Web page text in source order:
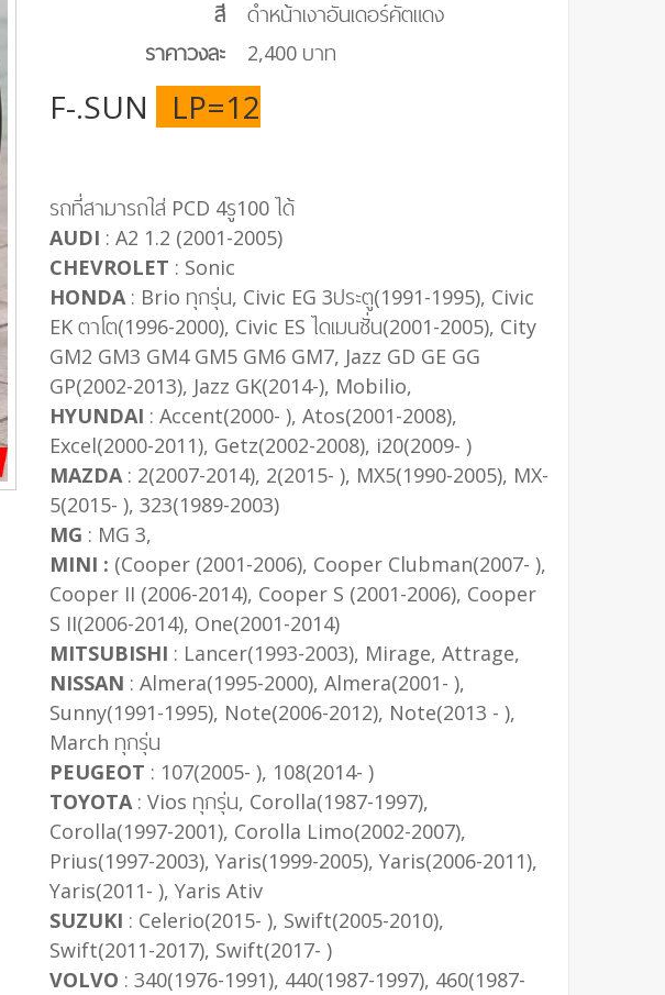
สี
ดำหน้าเงาอันเดอร์คัตแดง
ราคาวงละ
2,400 บาท
F-.SUN LP=12
รถที่สามารถใส่ PCD 4รู100 ได้
AUDI : A2 1.2 (2001-2005)
CHEVROLET : Sonic
HONDA: Brio ทุกรุ่น, Civic EG 3ประตู(1991-1995), Civic
EK ตาโต(1996-2000), Civic ES ไดเมนชั่น(2001-2005), City
GM2 GM3 GM4 GM5 GM6 GM7, Jazz GD GE GG
GP(2002-2013), Jazz GK(2014-), Mobilio,
HYUNDAI : Accent(2000- ), Atos(2001-2008),
Excel(2000-2011), Getz(2002-2008), i20(2009- )
MAZDA: 2(2007-2014), 2(2015- ), MX5(1990-2005), MX-
5(2015- ), 323(1989-2003)
MG : MG 3,
MINI : (Cooper (2001-2006), Cooper Clubman(2007- ),
Cooper II (2006-2014), Cooper S (2001-2006), Cooper
S II(2006-2014), One(2001-2014)
MITSUBISHI : Lancer(1993-2003), Mirage, Attrage,
NISSAN : Almera(1995-2000), Almera(2001- ),
Sunny(1991-1995), Note(2006-2012), Note(2013 - ),
March ทุกรุ่น
PEUGEOT : 107(2005- ), 108(2014- )
TOYOTA: Vios ทุกรุ่น, Corolla(1987-1997),
Corolla(1997-2001), Corolla Limo(2002-2007),
Prius(1997-2003), Yaris(1999-2005), Yaris(2006-2011),
Yaris(2011- ), Yaris Ativ
SUZUKI : Celerio(2015- ), Swift(2005-2010),
Swift(2011-2017), Swift(2017- )
VOLVO : 340(1976-1991), 440(1987-1997), 460(1987-